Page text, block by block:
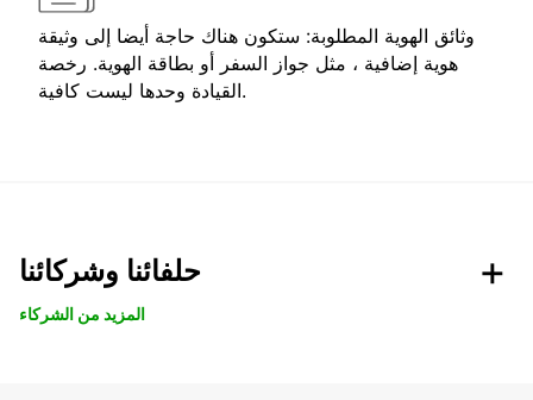
وثائق الهوية المطلوبة: ستكون هناك حاجة أيضا إلى وثيقة
هوية إضافية ، مثل جواز السفر أو بطاقة الهوية. رخصة
القيادة وحدها ليست كافية.
حلفائنا وشركائنا
المزيد من الشركاء